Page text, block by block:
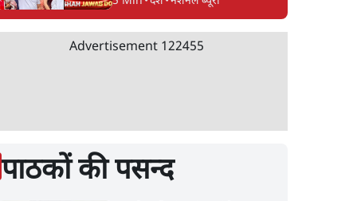
Advertisement 122455
पाठकों की पसन्द